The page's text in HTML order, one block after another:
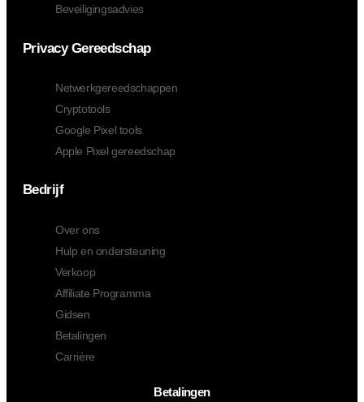
Beveiligingsadvies
Privacy Gereedschap
Netwerkgereedschappen
Cryptotools
Google Pixel tools
Apple Pixel gereedschap
Bedrijf
Over ons
Hulp en ondersteuning
Verkoop
Affiliate Programma
Gidsen
Betalingen
Carrière
Betalingen